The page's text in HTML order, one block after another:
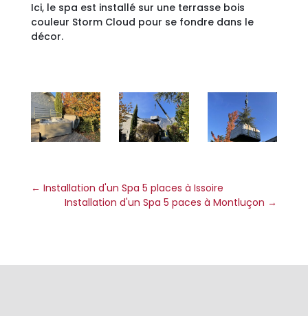
Ici, le spa est installé sur une terrasse bois
couleur Storm Cloud pour se fondre dans le
décor.
← Installation d'un Spa 5 places à Issoire
Installation d'un Spa 5 paces à Montluçon →